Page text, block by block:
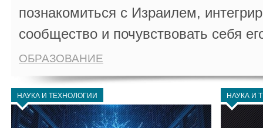
познакомиться с Израилем,
сообщество и почувствовать себя
ОБРАЗОВАНИЕ
НАУКА И ТЕХНОЛОГИИ НАУКА И